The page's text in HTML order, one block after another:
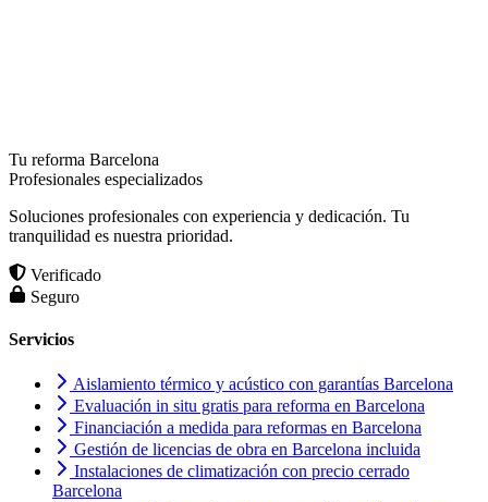
Tu reforma Barcelona
Profesionales especializados
Soluciones profesionales con experiencia y dedicación. Tu
tranquilidad es nuestra prioridad.
Verificado
Seguro
Servicios
Aislamiento térmico y acústico con garantías Barcelona
Evaluación in situ gratis para reforma en Barcelona
Financiación a medida para reformas en Barcelona
Gestión de licencias de obra en Barcelona incluida
Instalaciones de climatización con precio cerrado
Barcelona